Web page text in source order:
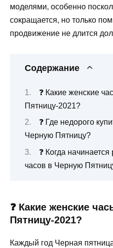
моделями, особенно
сокращается, но только
продвижение не длится
Содержание
❓ Какие женские
Пятницу-2021?
❓ Где недорого
Черную Пятницу?
❓ Когда
часов в Черную
❓ Какие женские
Пятницу-2021?
Каждый год Черная